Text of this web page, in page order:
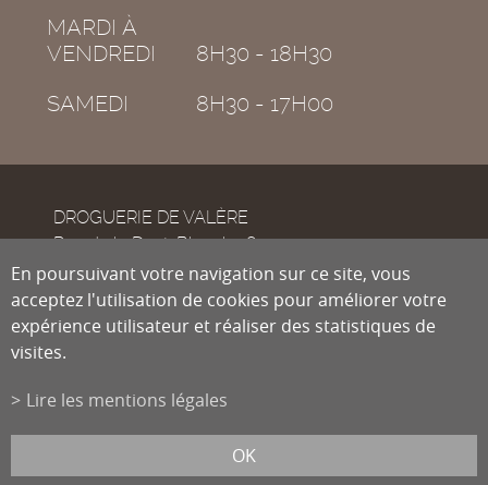
MARDI À
VENDREDI
8H30 - 18H30
SAMEDI
8H30 - 17H00
DROGUERIE DE VALÈRE
Rue de la Dent-Blanche 8
CH-1950
Sion
Tél.
info@droguiste.net
En poursuivant votre navigation sur ce site, vous
acceptez l'utilisation de cookies pour améliorer votre
expérience utilisateur et réaliser des statistiques de
visites.
Lire les mentions légales
OK